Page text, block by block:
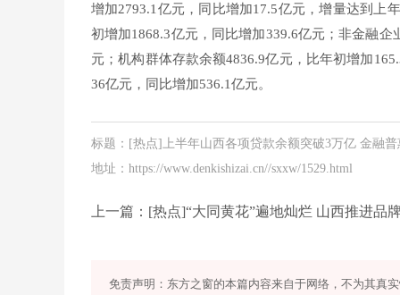
增加2793.1亿元，同比增加17.5亿元，增量达到上
初增加1868.3亿元，同比增加339.6亿元；非金融
元；机构群体存款余额4836.9亿元，比年初增加
36亿元，同比增加536.1亿元。
标题：[热点]上半年山西各项贷款余额突破3万亿 金融
地址：https://www.denkishizai.cn//sxxw/1529.html
上一篇： [热点]“大同黄花”遍地灿烂 山西推进品牌强农建
免责声明：东方之窗的本篇内容来自于网络，不为其真